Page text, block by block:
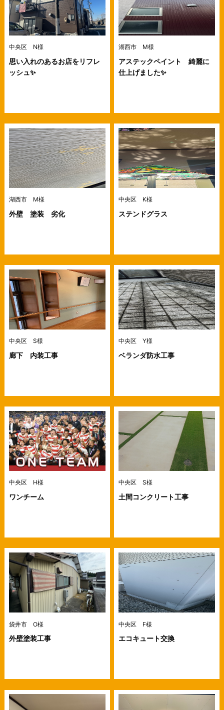
中央区 N様
思い入れのあるお店をリフレ
ッシュ✨
湖西市 M様
アステックペイント 綺麗に
仕上げました✨
湖西市 M様
外壁 塗装 劣化
中央区 K様
ステンドグラス
中央区 S様
廊下 内装工事
中央区 Y様
ベランダ防水工事
中央区 H様
ワンチーム
中央区 S様
土間コンクリート工事
袋井市 O様
外壁塗装工事
中央区 F様
エコキュート交換